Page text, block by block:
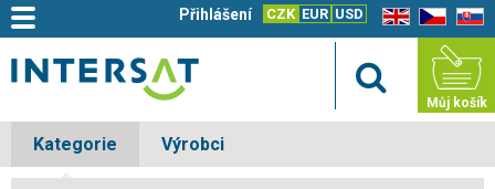
EN CZ SK
CZK EUR USD
Přihlášení
Můj košík
Kategorie Výrobci